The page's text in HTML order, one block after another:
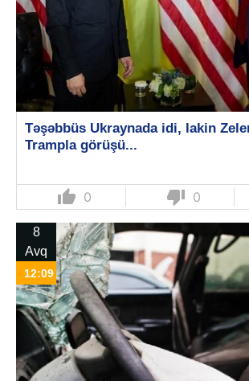
Təşəbbüs Ukraynada idi, lakin
Trampla görüşü...
thumb_up 0 thumb_down 0
8
Avq
12:09